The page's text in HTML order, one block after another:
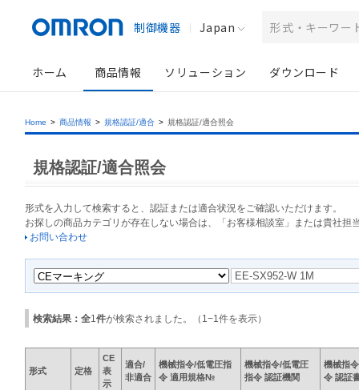
制御機器 Japan
ホーム 商品情報 ソリューション ダウンロード
Home > 商品情報 > 規格認証/適合 > 規格認証/適合照会
規格認証/適合照会
形式を入力して検索すると、認証または適合状況をご確認いただけます。
お探しの商品カテゴリが存在しない場合は、「お客様相談室」または貴社担
お問い合わせ
検索結果：全1 件が検索されました。（ 1 −1 件を表示）
形式 定格
CE
表
示
適合/
非適合
機械指令/低電圧指
令 適用規格№
機械指令/低電圧
指令 認証機関
機械指
令 認証